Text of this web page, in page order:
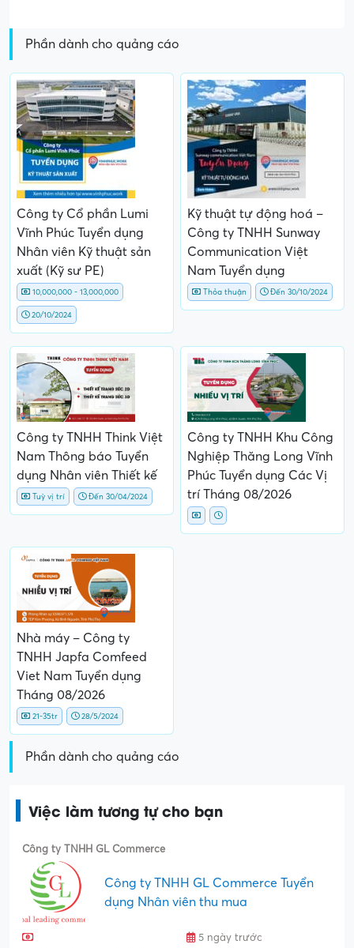
Phần dành cho quảng cáo
Công ty Cổ phần Lumi
Vĩnh Phúc Tuyển dụng
Nhân viên Kỹ thuật sản
xuất (Kỹ sư PE)
10,000,000 - 13,000,000
20/10/2024
Kỹ thuật tự động hoá –
Công ty TNHH Sunway
Communication Việt
Nam Tuyển dụng
Thỏa thuận Đến 30/10/2024
Công ty TNHH Think Việt
Nam Thông báo Tuyển
dụng Nhân viên Thiết kế
Tuỳ vị trí Đến 30/04/2024
Công ty TNHH Khu Công
Nghiệp Thăng Long Vĩnh
Phúc Tuyển dụng Các Vị
trí Tháng 08/2026
Nhà máy – Công ty
TNHH Japfa Comfeed
Viet Nam Tuyển dụng
Tháng 08/2026
21-35tr 28/5/2024
Phần dành cho quảng cáo
Việc làm tương tự cho bạn
Công ty TNHH GL Commerce
Công ty TNHH GL Commerce Tuyển
dụng Nhân viên thu mua
5 ngày trước